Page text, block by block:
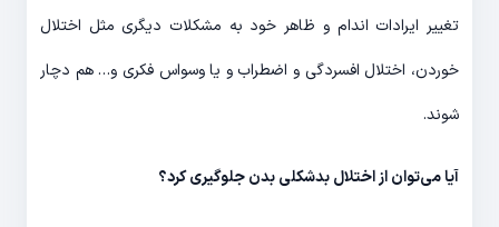
تغییر ایرادات اندام و ظاهر خود به مشکلات دیگری مثل اختلال
خوردن، اختلال افسردگی و اضطراب و یا وسواس فکری و… هم دچار
شوند.
آیا می‌توان از اختلال بدشکلی بدن جلوگیری کرد؟